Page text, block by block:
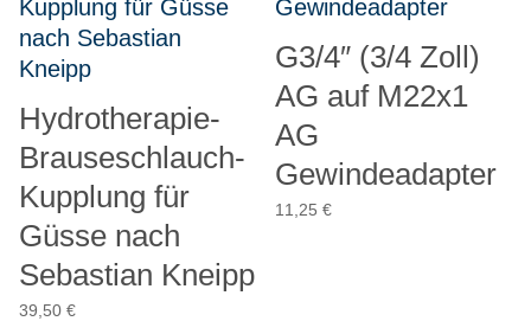
Hydrotherapie-
Brauseschlauch-
Kupplung für
Güsse nach
Sebastian Kneipp
39,50 €
G3/4″ (3/4 Zoll)
AG auf M22x1
AG
Gewindeadapter
11,25€